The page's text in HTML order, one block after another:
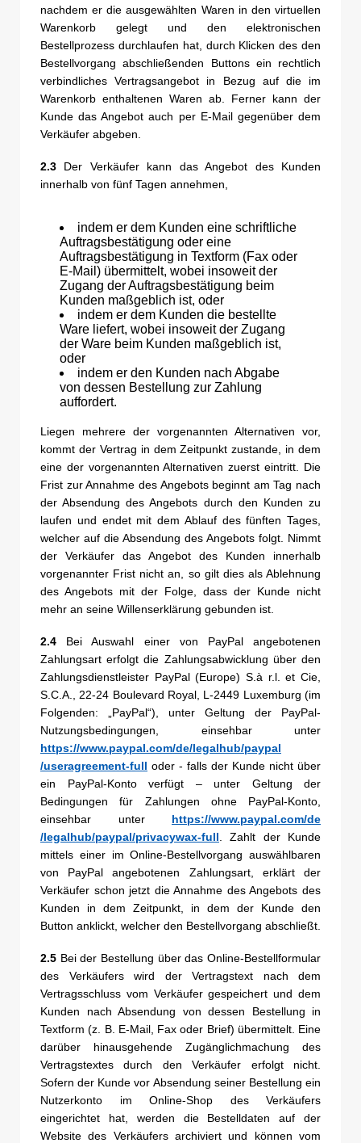
nachdem er die ausgewählten Waren in den virtuellen
Warenkorb gelegt und den elektronischen
Bestellprozess durchlaufen hat, durch Klicken des den
Bestellvorgang abschließenden Buttons ein rechtlich
verbindliches Vertragsangebot in Bezug auf die im
Warenkorb enthaltenen Waren ab. Ferner kann der
Kunde das Angebot auch per E-Mail gegenüber dem
Verkäufer abgeben.
2.3 Der Verkäufer kann das Angebot des Kunden
innerhalb von fünf Tagen annehmen,
indem er dem Kunden eine schriftliche
Auftragsbestätigung oder eine
Auftragsbestätigung in Textform (Fax oder
E-Mail) übermittelt, wobei insoweit der
Zugang der Auftragsbestätigung beim
Kunden maßgeblich ist, oder
indem er dem Kunden die bestellte
Ware liefert, wobei insoweit der Zugang
der Ware beim Kunden maßgeblich ist,
oder
indem er den Kunden nach Abgabe
von dessen Bestellung zur Zahlung
auffordert.
Liegen mehrere der vorgenannten Alternativen vor,
kommt der Vertrag in dem Zeitpunkt zustande, in dem
eine der vorgenannten Alternativen zuerst eintritt. Die
Frist zur Annahme des Angebots beginnt am Tag nach
der Absendung des Angebots durch den Kunden zu
laufen und endet mit dem Ablauf des fünften Tages,
welcher auf die Absendung des Angebots folgt. Nimmt
der Verkäufer das Angebot des Kunden innerhalb
vorgenannter Frist nicht an, so gilt dies als Ablehnung
des Angebots mit der Folge, dass der Kunde nicht
mehr an seine Willenserklärung gebunden ist.
2.4 Bei Auswahl einer von PayPal angebotenen
Zahlungsart erfolgt die Zahlungsabwicklung über den
Zahlungsdienstleister PayPal (Europe) S.à r.l. et Cie,
S.C.A., 22-24 Boulevard Royal, L-2449 Luxemburg (im
Folgenden: „PayPal“), unter Geltung der PayPal-
Nutzungsbedingungen, einsehbar unter
https://www.paypal.com/de/legalhub/paypal
/useragreement-full oder - falls der Kunde nicht über
ein PayPal-Konto verfügt – unter Geltung der
Bedingungen für Zahlungen ohne PayPal-Konto,
einsehbar unter https://www.paypal.com/de
/legalhub/paypal/privacywax-full. Zahlt der Kunde
mittels einer im Online-Bestellvorgang auswählbaren
von PayPal angebotenen Zahlungsart, erklärt der
Verkäufer schon jetzt die Annahme des Angebots des
Kunden in dem Zeitpunkt, in dem der Kunde den
Button anklickt, welcher den Bestellvorgang abschließt.
2.5 Bei der Bestellung über das Online-Bestellformular
des Verkäufers wird der Vertragstext nach dem
Vertragsschluss vom Verkäufer gespeichert und dem
Kunden nach Absendung von dessen Bestellung in
Textform (z. B. E-Mail, Fax oder Brief) übermittelt. Eine
darüber hinausgehende Zugänglichmachung des
Vertragstextes durch den Verkäufer erfolgt nicht.
Sofern der Kunde vor Absendung seiner Bestellung ein
Nutzerkonto im Online-Shop des Verkäufers
eingerichtet hat, werden die Bestelldaten auf der
Website des Verkäufers archiviert und können vom